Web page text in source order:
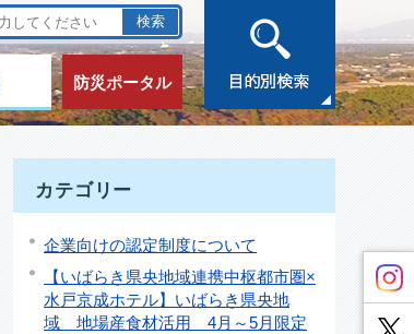
防災ポータル
カテゴリー
企業向けの認定制度について
【いばらき県央地域連携中枢都市圏×
水戸京成ホテル】いばらき県央地
域 地場産食材活用 4月～5月限定